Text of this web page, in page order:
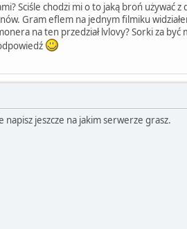
Sciśle chodzi mi o to jaką broń używać
Gram eflem na jednym filmiku
na ten przedział lvlovy? Sorki za
jeszcze na jakim serwerze grasz.